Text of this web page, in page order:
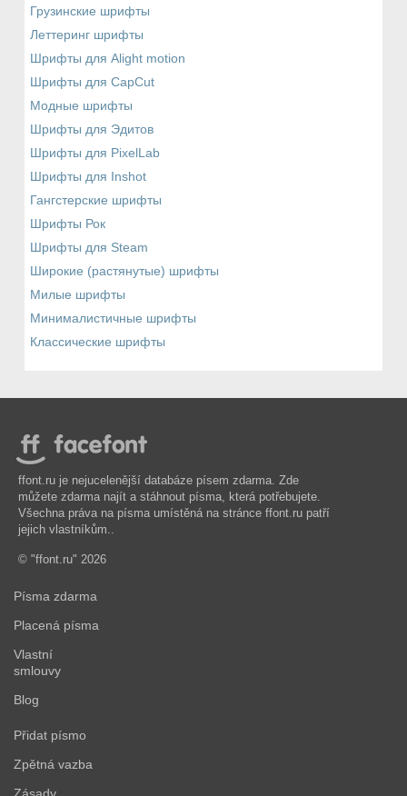
Грузинские шрифты
Леттеринг шрифты
Шрифты для Alight motion
Шрифты для CapCut
Модные шрифты
Шрифты для Эдитов
Шрифты для PixelLab
Шрифты для Inshot
Гангстерские шрифты
Шрифты Рок
Шрифты для Steam
Широкие (растянутые) шрифты
Милые шрифты
Минималистичные шрифты
Классические шрифты
ffont.ru je nejucelenější databáze písem zdarma. Zde
můžete zdarma najít a stáhnout písma, která potřebujete.
Všechna práva na písma umístěná na stránce ffont.ru patří
jejich vlastníkům..
© "ffont.ru" 2026
Písma zdarma
Placená písma
Vlastní
smlouvy
Blog
Přidat písmo
Zpětná vazba